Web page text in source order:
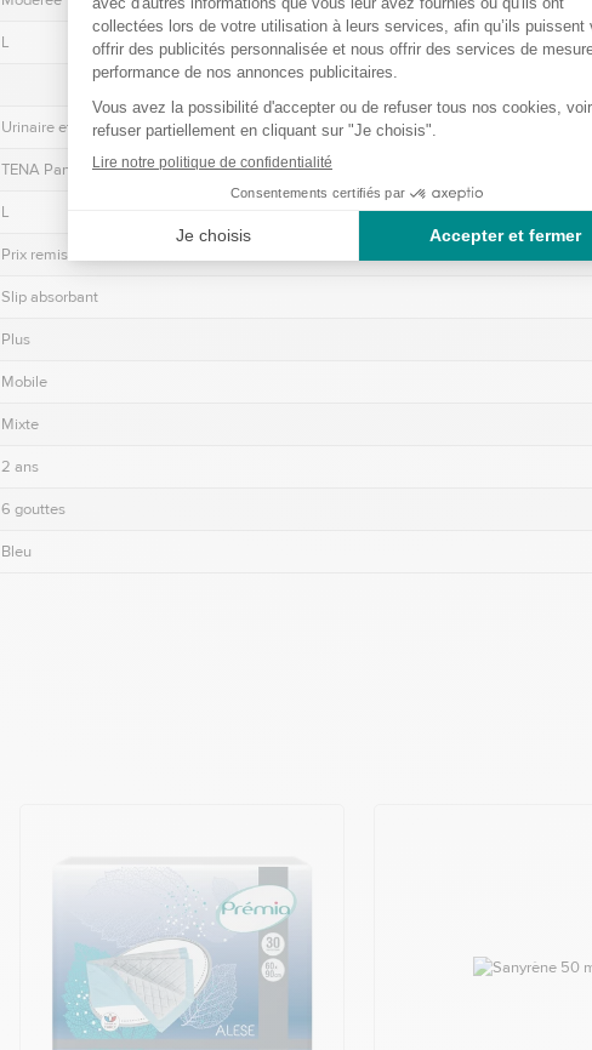
L
Urinaire et Fécale
TENA Pants Plus
L
Prix remisé au carton
Slip absorbant
Plus
Mobile
Mixte
2 ans
6 gouttes
Bleu